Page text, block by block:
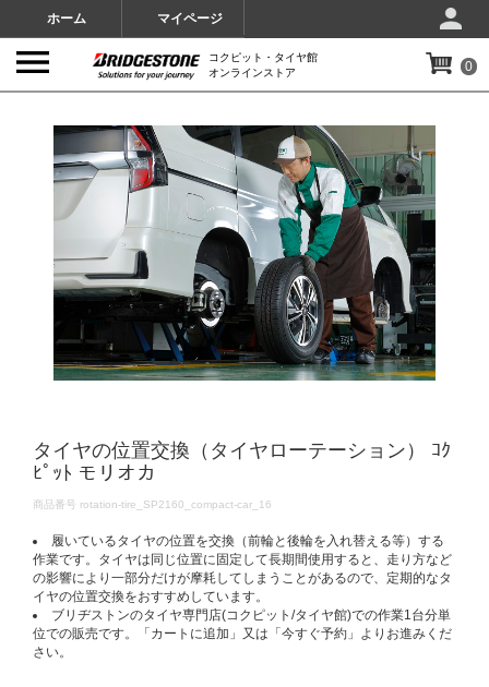
ホーム マイページ
コクピット・タイヤ館
オンラインストア
0
タイヤの位置交換（タイヤローテーション） ｺｸ
ﾋﾟｯﾄ モリオカ
DETAILS
商品番号 rotation-tire_SP2160_compact-car_16
履いているタイヤの位置を交換（前輪と後輪を入れ替える等）する
作業です。タイヤは同じ位置に固定して長期間使用すると、走り方など
の影響により一部分だけが摩耗してしまうことがあるので、定期的なタ
イヤの位置交換をおすすめしています。
ブリヂストンのタイヤ専門店(コクピット/タイヤ館)での作業1台分単
位での販売です。「カートに追加」又は「今すぐ予約」よりお進みくだ
さい。